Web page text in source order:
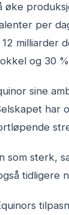
øke
per
milliarder
og 30
sine
har
som sterk,